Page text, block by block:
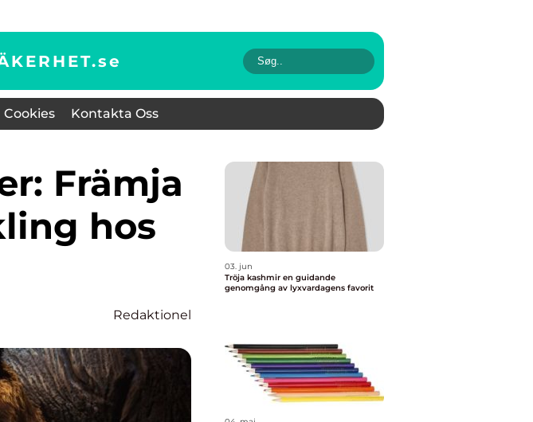
se
Cookies Kontakta Oss
hos
Redaktionel
03. jun
Tröja kashmir en guidande
genomgång av lyxvardagens favorit